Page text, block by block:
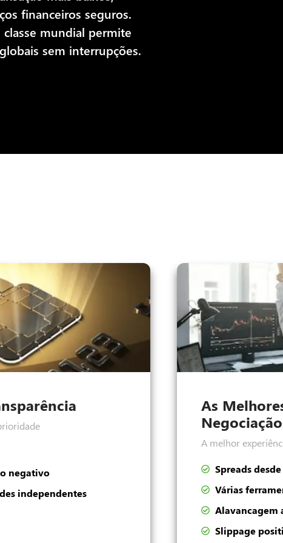
financeiros seguros.
mundial permite
sem interrupções.
negativo
independentes
As
Negociação
A melhor
Spreads
Várias
Alavancagem
Slippage